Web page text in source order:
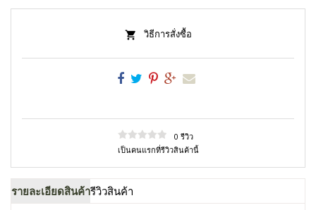
วิธีการสั่งซื้อ
0 รีวิว
เป็นคนแรกที่รีวิวสินค้านี้
รายละเอียดสินค้ารีวิวสินค้า